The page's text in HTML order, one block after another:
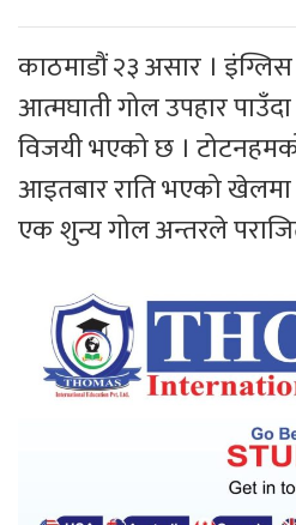
काठमाडौं २३ असार ।
आत्मघाती गोल उपहार
विजयी भएको छ ।
आइतबार राति भएको
एक शुन्य गोल अन्तरले